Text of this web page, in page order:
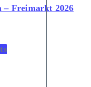
– Freimarkt 2026